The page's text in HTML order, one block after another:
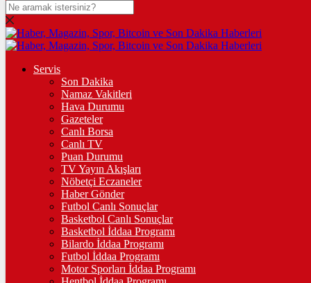
DOLAR
47,7436$% 0.18
% 0.32
STERLİN
% 0.38
GRAM ALTIN
%2,59
ÇEYREK ALTIN
10.903,00%2,54
TAM ALTIN
43.427,00%2,54
Servis
Son Dakika
Namaz Vakitleri
Hava Durumu
Gazeteler
Canlı Borsa
Canlı TV
Puan Durumu
TV Yayın Akışları
Nöbetçi Eczaneler
Haber Gönder
Futbol Canlı Sonuçlar
Basketbol Canlı Sonuçlar
Basketbol İddaa Programı
Bilardo İddaa Programı
Futbol İddaa Programı
Motor Sporları İddaa Programı